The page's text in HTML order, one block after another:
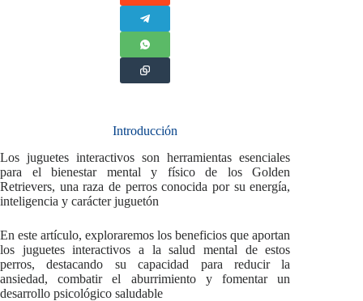
Introducción
Los juguetes interactivos son herramientas esenciales
para el bienestar mental y físico de los Golden
Retrievers, una raza de perros conocida por su energía,
inteligencia y carácter juguetón
En este artículo, exploraremos los beneficios que aportan
los juguetes interactivos a la salud mental de estos
perros, destacando su capacidad para reducir la
ansiedad, combatir el aburrimiento y fomentar un
desarrollo psicológico saludable